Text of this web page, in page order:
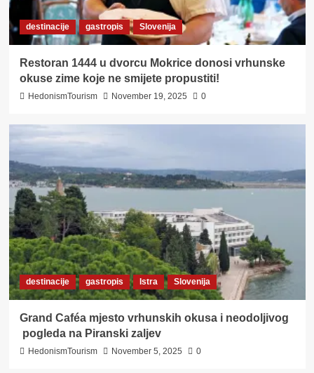
destinacije gastropis Slovenija
Restoran 1444 u dvorcu Mokrice donosi vrhunske
okuse zime koje ne smijete propustiti!
HedonismTourism November 19, 2025 0
destinacije gastropis Istra Slovenija
Grand Caféa mjesto vrhunskih okusa i neodoljivog
pogleda na Piranski zaljev
HedonismTourism November 5, 2025 0